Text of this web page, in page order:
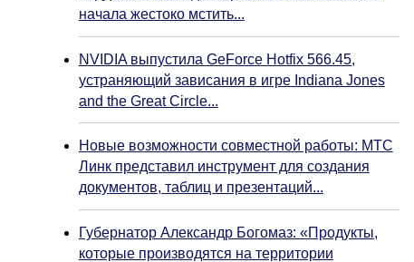
начала жестоко мстить...
NVIDIA выпустила GeForce Hotfix 566.45,
устраняющий зависания в игре Indiana Jones
and the Great Circle...
Новые возможности совместной работы: МТС
Линк представил инструмент для создания
документов, таблиц и презентаций...
Губернатор Александр Богомаз: «Продукты,
которые производятся на территории